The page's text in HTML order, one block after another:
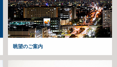
眺望のご案内